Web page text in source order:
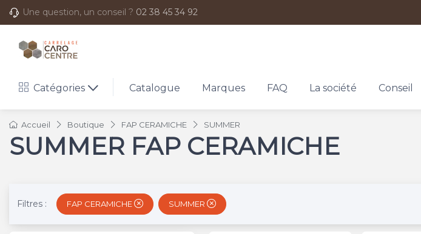
Une question, un conseil ? 02 38 45 34 92
Catégories Catalogue Marques FAQ La société Conseil
Accueil Boutique FAP CERAMICHE SUMMER
SUMMER FAP CERAMICHE
Filtres : FAP CERAMICHE SUMMER